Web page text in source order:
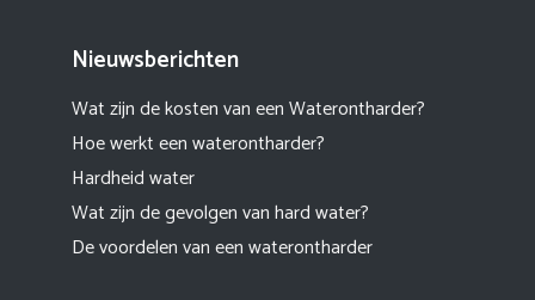
Nieuwsberichten
Wat zijn de kosten van een Waterontharder?
Hoe werkt een waterontharder?
Hardheid water
Wat zijn de gevolgen van hard water?
De voordelen van een waterontharder